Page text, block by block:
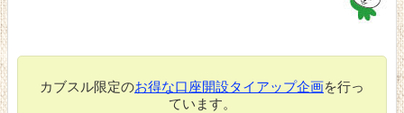
カブスル限定のお得な口座開設タイアップ企画を行っ
ています。